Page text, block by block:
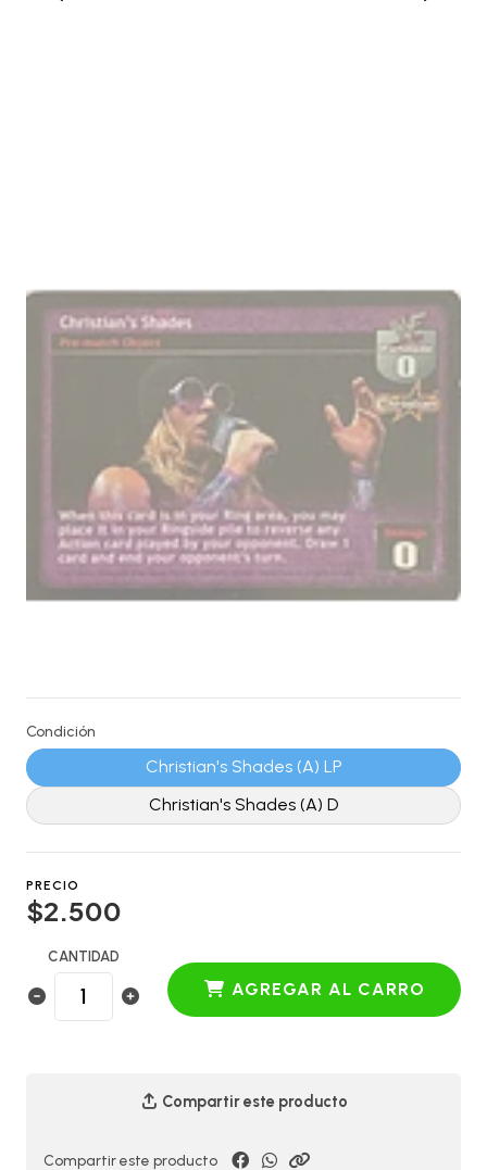
Condición
Christian's Shades (A) LP
Christian's Shades (A) D
PRECIO
$2.500
CANTIDAD
AGREGAR AL CARRO
Compartir este producto
Compartir este producto